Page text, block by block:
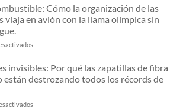
tetracampeonato
la
Cómo
cruzados
dominaron
una
del
Cómo la organización de las
viaja en avión con la llama olímpica sin
incombustible:
la
de
invisibles: Por qué las zapatillas de fibra
están destrozando todos los récords de